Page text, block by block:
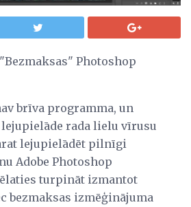
Photoshop
brīva programma, un
rada lielu vīrusu
lejupielādēt pilnīgi
Adobe Photoshop
turpināt izmantot
bezmaksas izmēģinājuma